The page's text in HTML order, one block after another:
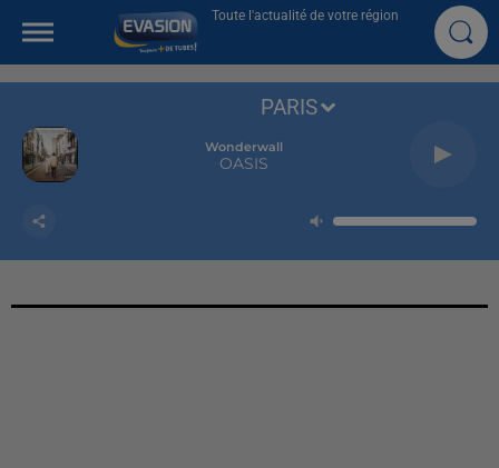
Toute l'actualité de votre région
Wonderwall
OASIS
PARIS